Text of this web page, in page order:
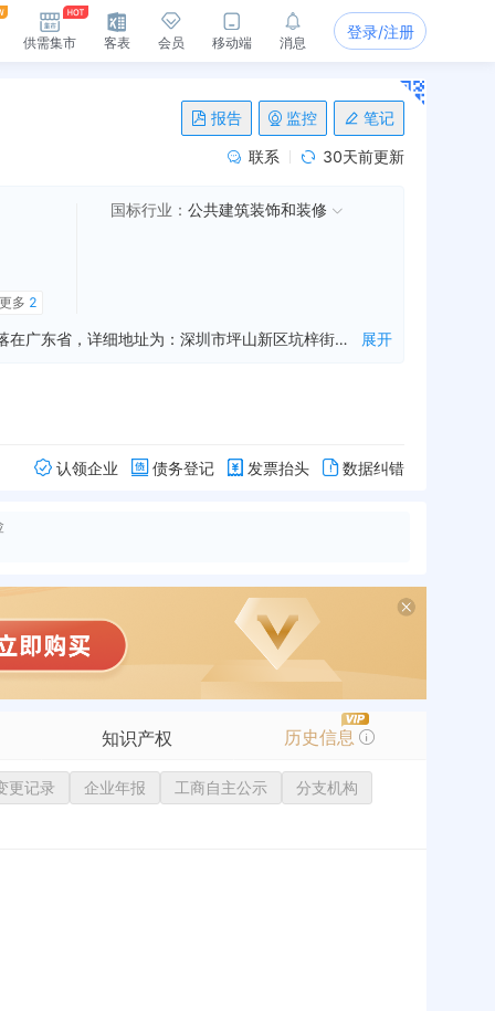
供需集市 客表 会员 移动端 消息
登录/注册
报告 监控 笔记
联系 30天前更新
更多 2
国标行业： 公共建筑装饰和装修
深圳市科银通通信有限公司是一家从事通讯设备销售,通讯工程,安防工程等业务的公司，成立于2016年09月29日，公司坐落在广东省，详细地址为：深圳市坪山新区坑梓街道龙田社区大水湾十三巷459号右一;经国家企业信用信息公示系统查询得知，深圳市科银通通信有限公司的信用代码/税号为91440300MA5DM0KL7T，法人是朱兆银，注册资本为200.000000万人民币，企业的经营范围为:一般经营项目是：通讯设备、通讯产品的技术开发与销售；承接建筑装饰装修工程；通讯工程；建筑智能化系统工程；安防工程；计算机网络工程；电子商务；国内贸易，经营进出口业务。，许可经营项目是： 展开
认领企业 债务登记 发票抬头 数据纠错
知识产权 历史信息
商标信息
更记录 企业年报 工商自主公示 分支机构